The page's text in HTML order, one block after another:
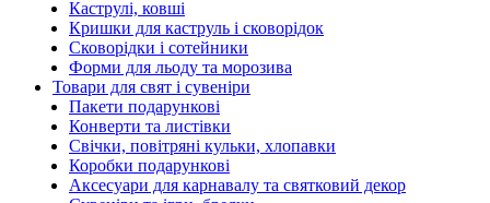
Каструлі, ковші
Кришки для каструль і сковорідок
Сковорідки і сотейники
Форми для льоду та морозива
Товари для свят і сувеніри
Пакети подарункові
Конверти та листівки
Свічки, повітряні кульки, хлопавки
Коробки подарункові
Аксесуари для карнавалу та святковий декор